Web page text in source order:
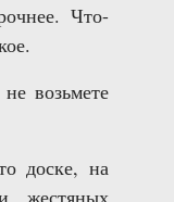
Что-
возьмете
доске, на
жестяных